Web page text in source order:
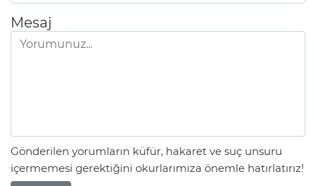
Mesaj
Gönderilen yorumların küfür, hakaret ve suç unsuru
içermemesi gerektiğini okurlarımıza önemle hatırlatırız!